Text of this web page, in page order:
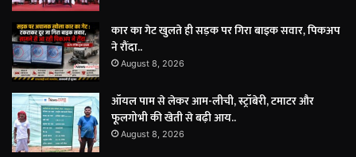
कार का गेट खुलते ही सड़क पर गिरा बाइक सवार, पिकअप
ने रौंदा..
August 8, 2026
ऑयल पाम से लेकर आम-लीची, स्ट्रॉबेरी, टमाटर और
फूलगोभी की खेती से बढ़ी आय..
August 8, 2026